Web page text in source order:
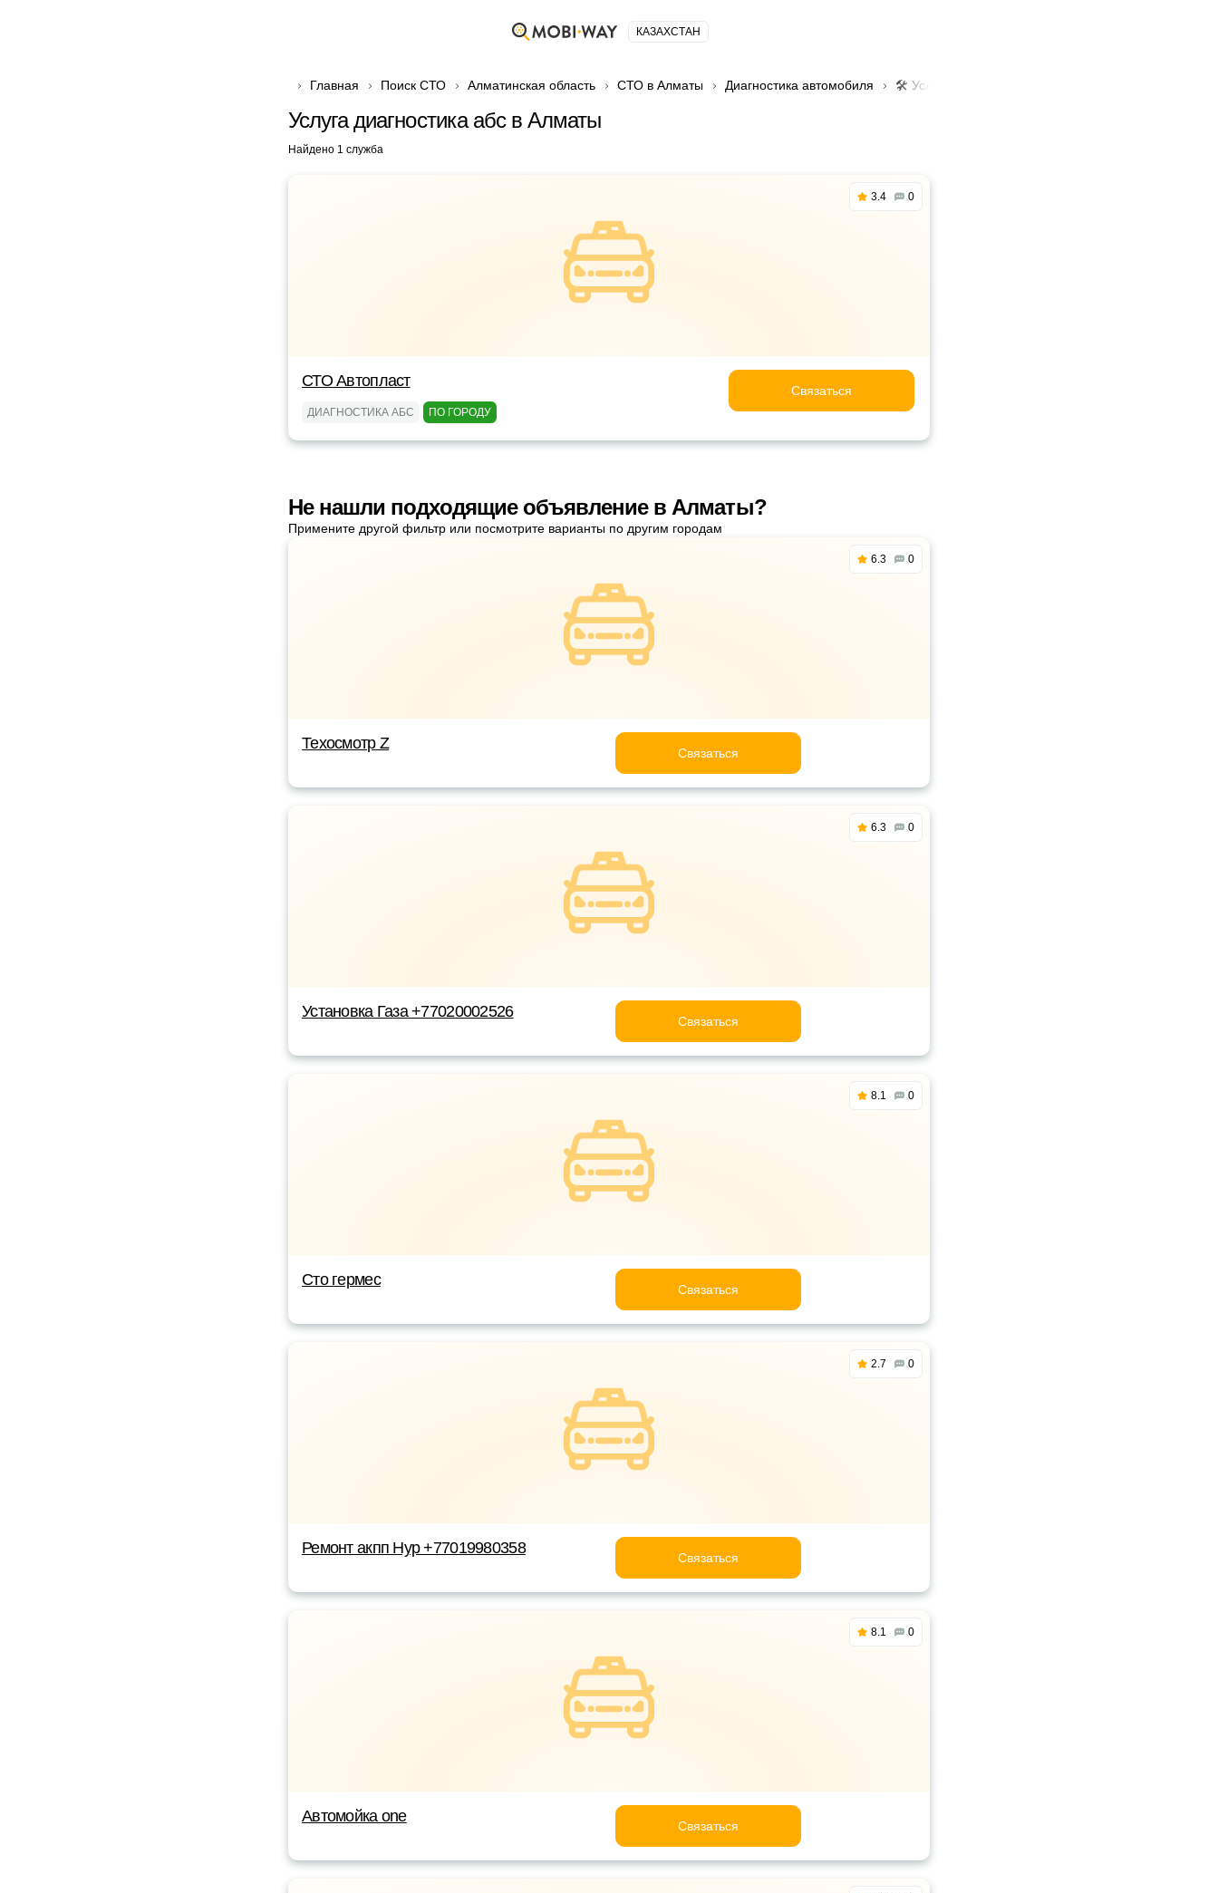
КАЗАХСТАН
Главная Поиск СТО Алматинская область СТО в Алматы Диагностика автомобиля 🛠️ Услуга диагностика абс в Алматы
Услуга диагностика абс в Алматы
Найдено 1 служба
3.4 0
СТО Автопласт
ДИАГНОСТИКА АБС ПО ГОРОДУ
Связаться
Не нашли подходящие объявление в Алматы?
Примените другой фильтр или посмотрите варианты по другим городам
6.3 0
Техосмотр Z
Связаться
6.3 0
Установка Газа +77020002526
Связаться
8.1 0
Сто гермес
Связаться
2.7 0
Ремонт акпп Нур +77019980358
Связаться
8.1 0
Автомойка one
Связаться